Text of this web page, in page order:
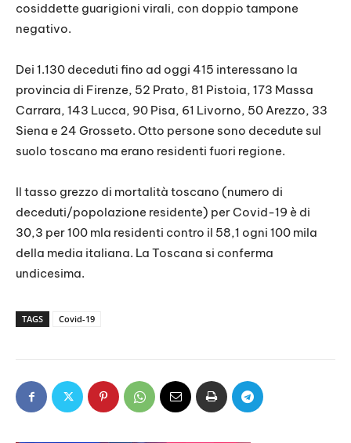
cosiddette guarigioni virali, con doppio tampone
negativo.
Dei 1.130 deceduti fino ad oggi 415 interessano la
provincia di Firenze, 52 Prato, 81 Pistoia, 173 Massa
Carrara, 143 Lucca, 90 Pisa, 61 Livorno, 50 Arezzo, 33
Siena e 24 Grosseto. Otto persone sono decedute sul
suolo toscano ma erano residenti fuori regione.
Il tasso grezzo di mortalità toscano (numero di
deceduti/popolazione residente) per Covid-19 è di
30,3 per 100 mla residenti contro il 58,1 ogni 100 mila
della media italiana. La Toscana si conferma
undicesima.
TAGS Covid-19